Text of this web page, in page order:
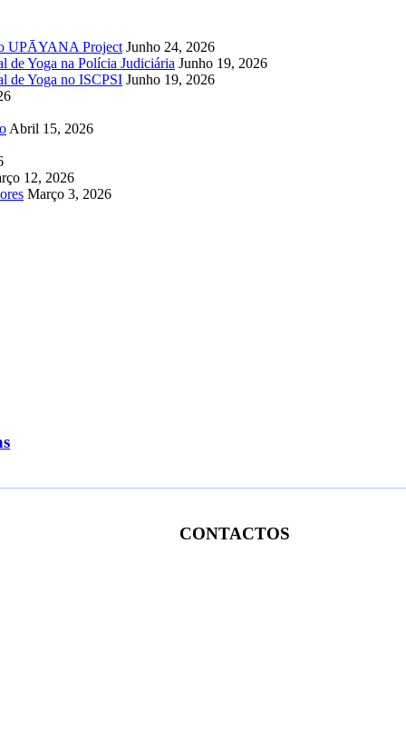
UPĀYANA Project Junho 24, 2026
de Yoga na Polícia Judiciária Junho 19, 2026
de Yoga no ISCPSI Junho 19, 2026
Abril 15, 2026
12, 2026
Março 3, 2026
CONTACTOS